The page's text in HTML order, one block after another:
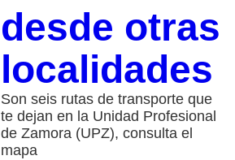
desde otras
localidades
Son seis rutas de transporte que
te dejan en la Unidad Profesional
de Zamora (UPZ), consulta el
mapa